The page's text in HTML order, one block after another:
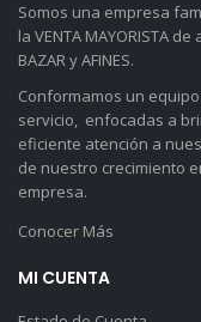
Somos una empresa
la VENTA MAYORISTA de
BAZAR y AFINES.
Conformamos un
servicio, enfocadas a
eficiente atención a
de nuestro crecimiento
empresa.
Conocer Más
MI CUENTA